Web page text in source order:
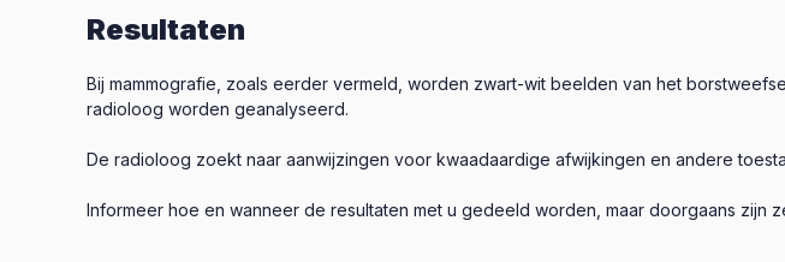
Resultaten
Bij mammografie, zoals eerder vermeld, worden zwart-wit beelden van het
radioloog worden geanalyseerd.
De radioloog zoekt naar aanwijzingen voor kwaadaardige afwijkingen en andere
Informeer hoe en wanneer de resultaten met u gedeeld worden, maar doorgaans zijn